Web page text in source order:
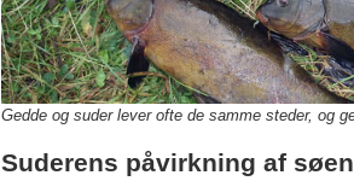
Gedde og suder lever ofte de samme steder, og
Suderens påvirkning af